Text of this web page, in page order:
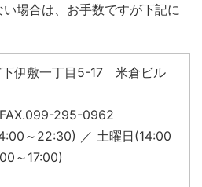
場合は、お手数ですが下記に
伊敷一丁目5-17 米倉ビル
295-0962
～22:30) ／ 土曜日(14:00
～17:00)